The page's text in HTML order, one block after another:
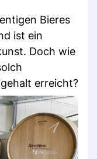
Bieres
ist ein
Doch wie
erreicht?